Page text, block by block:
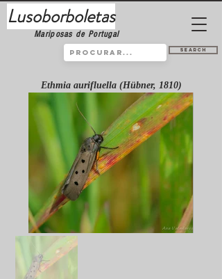
Lusoborboletas
Mariposas de Portugal
Search
Ethmia aurifluella (Hübner, 1810)